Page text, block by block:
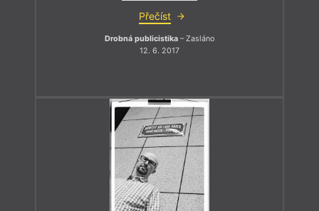
Přečíst
Drobná publicistika – Zasláno
12. 6. 2017